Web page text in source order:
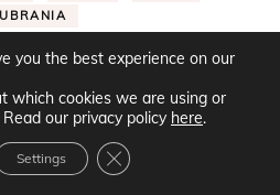
UBRANIA
Zwiewnych po Dzianinowe
you the best experience on our
which cookies we are using or
Read our privacy policy here.
Settings ZAMKNIJ PANEL